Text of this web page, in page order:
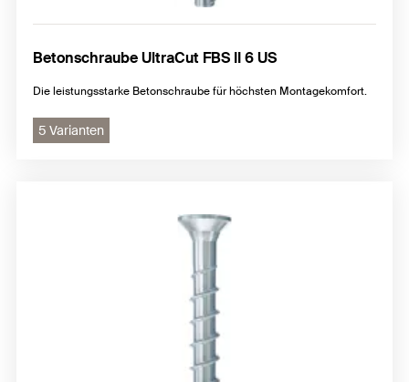
Betonschraube UltraCut FBS II 6 US
Die leistungsstarke Betonschraube für höchsten Montagekomfort.
5 Varianten